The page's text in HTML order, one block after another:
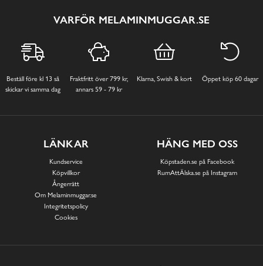
VARFÖR MELAMINMUGGAR.SE
Beställ före kl 13 så
skickar vi samma dag
Fraktfritt över 799 kr,
annars 59 - 79 kr
Klarna, Swish & kort Öppet köp 60 dagar
LÄNKAR
Kundservice
Köpvillkor
Ångerrätt
Om Melaminmuggar.se
Integritetspolicy
Cookies
HÄNG MED OSS
Köpstaden.se på Facebook
RumAttÄlska.se på Instagram